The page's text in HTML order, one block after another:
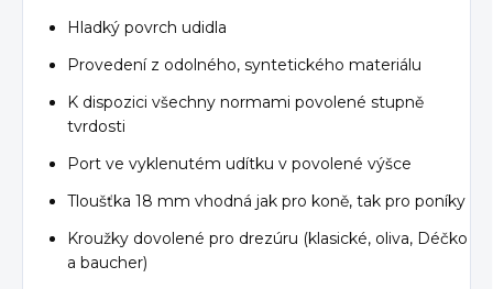
Hladký povrch udidla
Provedení z odolného, syntetického materiálu
K dispozici všechny normami povolené stupně
tvrdosti
Port ve vyklenutém udítku v povolené výšce
Tloušťka 18 mm vhodná jak pro koně, tak pro poníky
Kroužky dovolené pro drezúru (klasické, oliva, Déčko
a baucher)